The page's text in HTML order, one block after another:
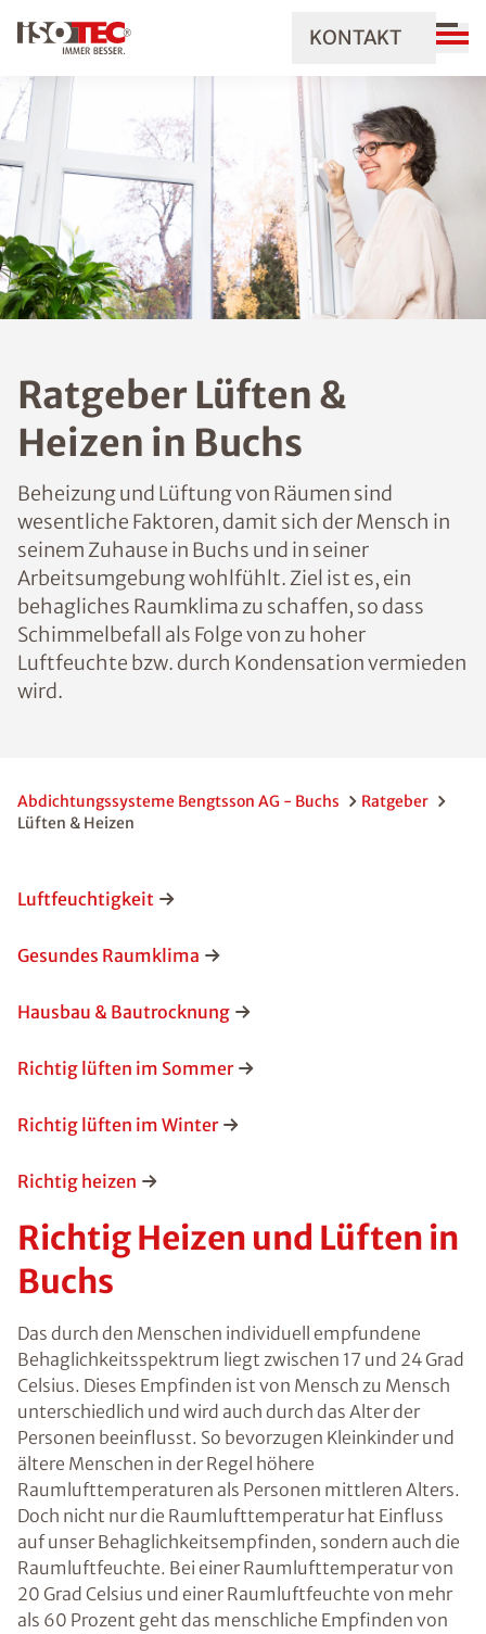
KONTAKT
Ratgeber Lüften &
Heizen in Buchs
Beheizung und Lüftung von Räumen sind
wesentliche Faktoren, damit sich der Mensch in
seinem Zuhause in Buchs und in seiner
Arbeitsumgebung wohlfühlt. Ziel ist es, ein
behagliches Raumklima zu schaffen, so dass
Schimmelbefall als Folge von zu hoher
Luftfeuchte bzw. durch Kondensation vermieden
wird.
Abdichtungssysteme Bengtsson AG - Buchs
Ratgeber
Lüften & Heizen
Luftfeuchtigkeit
Gesundes Raumklima
Hausbau & Bautrocknung
Richtig lüften im Sommer
Richtig lüften im Winter
Richtig heizen
Richtig Heizen und Lüften in
Buchs
Das durch den Menschen individuell empfundene
Behaglichkeitsspektrum liegt zwischen 17 und 24 Grad
Celsius. Dieses Empfinden ist von Mensch zu Mensch
unterschiedlich und wird auch durch das Alter der
Personen beeinflusst. So bevorzugen Kleinkinder und
ältere Menschen in der Regel höhere
Raumlufttemperaturen als Personen mittleren Alters.
Doch nicht nur die Raumlufttemperatur hat Einfluss
auf unser Behaglichkeitsempfinden, sondern auch die
Raumluftfeuchte. Bei einer Raumlufttemperatur von
20 Grad Celsius und einer Raumluftfeuchte von mehr
als 60 Prozent geht das menschliche Empfinden von